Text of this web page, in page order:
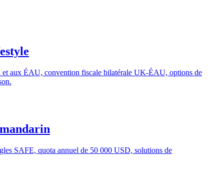
et aux ÉAU, convention fiscale bilatérale UK-ÉAU, options de
SAFE, quota annuel de 50 000 USD, solutions de